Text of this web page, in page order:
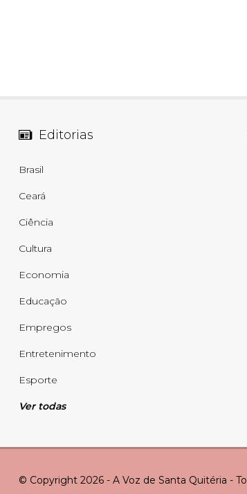
Editorias
Brasil
Ceará
Ciência
Cultura
Economia
Educação
Empregos
Entretenimento
Esporte
Ver todas
© Copyright 2026 - A Voz de Santa Quitéria -